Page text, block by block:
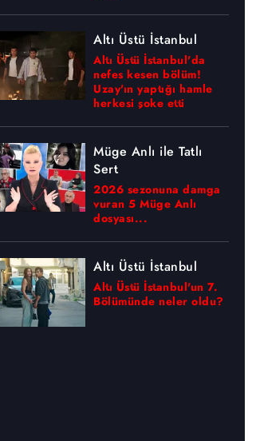
Altı Üstü İstanbul
Altı Üstü İstanbul'da
nefes kesen bölüm!
Uzay'ın yaptığı hamle
herkesi şoke etti
Müge Anlı ile Tatlı
Sert
2026 sezonuna damga
vuran 5 Müge Anlı
dosyası...
Altı Üstü İstanbul
Altı Üstü İstanbul'un 7.
Bölümünde neler oldu?